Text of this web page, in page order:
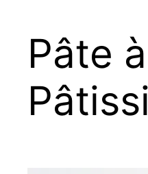
Pâte